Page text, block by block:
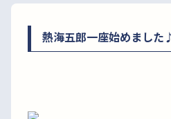
熱海五郎一座始めました